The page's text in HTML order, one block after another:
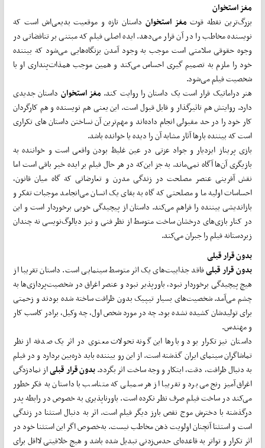
مغز استخوان
بزرگ‌ترین نقطه قوت مغز استخوانداستان تازه و موقعیت بدیعی‌اش است که
نویسنده مخاطب را در آن قرار می‌دهد. ایده اصلی فیلم که مبتنی بر تناقضاتی در
وجوه حقوقی سلامتی است موجب به وجود آمدن بزنگاه­‌هایی می‌شود که بیننده
خود را ملزم به تصمیم گیری احساس می‌کند و همین موجب هم­ذات­‌پنداری او با
شخصیت فیلم می­‌شود.
هنر دراماتیک قرار است یک داستان را روایت کند.مغز استخوانداستان جدیدی
دارد. روایتش هم تاثیرگذار و قابل قبول است. این یعنی هم نویسنده و هم کارگردان
کار خود را در حد مقبولی انجام داده‌اند و مهم‌ترین آن نساختن داستان های تکراری
است که بیننده بارها آثار مشابه آن را دیده یا خوانده باشد.
بازی پریناز ایزدیار و جواد عزتی در عین غلیظ بودن واقعی است و خواننده به
بازیگری آن‌ها آگاه نمی­‌ماند. به جز این‌که در هر حال فیلم بر ایده خیر باقی است اما
نقش آفرینی عنصر مصلحت در زندگی مدرن و تعارضاتی که گاه میان قانون،
احساسات اولیه ما و مصلحتی که گاه به بقای یک انسان می‌انجامد موجبات تفکر و
بازاندیشی بیننده را فراهم می‌کند. داستان از پیچیدگی خوبی برخوردار است و این
در کنار بازی­‌های درخشان ساخت متوسط از نظر فنی و نیز دیالوگ‌نویسی نه چندان
زبردستانه فیلم را جبران می‌کند.
بدون قرار قبلی
بدون قرار قبلیفاقد جذابیت‌های یک اثر متوسط سینمایی است. داستان تقریبا از
هیچ پیچیدگی برخوردار نبود، باورپذیر نبود و عنصر اغراق در شخصیت‌پردازی‌ها به
چشم می‌آمد. شخصیت­‌های بسیار تیپیک بدون ظرافت ساخته شده بودند و زحمتی
برای تولیدشان کشیده نشده بود. چه در مورد شخص اول، چه وکیل، برادر کاسب کار
و مهندس.
داستان نیز تکرار بود و بارها این گونه تحولات معنوی در اثر یک صدفه از نظر
تماشاگران سینمای ایران گذشته است. از این رو بیننده باید ذره‌بین بردارد و در فیلم
به دنبال ظرافت، دقت، ابتکار و وجه ساخت اثر بگردد.بدون قرار قبلیاز نمادزدگی
اغراق‌آمیز رنج می‌برد و تقریبا از هر سمبلی که متناسب با داستان به فکر خطور
می‌کند در ساخت فیلم صرف نظر نکرده است. باورناپذیری به خصوص در رابطه پدر
درگذشته با دخترش موج نقص بارز دیگر فیلم است. اثر به دنبال استثنا در زندگی
است و استثنا آنچنان اولویت ذهن مخاطب نیست. به‌خصوص اگر این استثنا خود در
اثر تکرار و تواتر به قاعده‌ای حدس‌زدنی تبدیل شده باشد و هیچ خلاقیتی لااقل برای